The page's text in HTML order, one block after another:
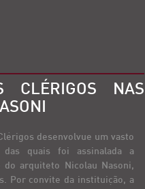
CLÉRIGOS NAS
desenvolvue um vasto
das quais foi assinalada a
arquiteto Nicolau Nasoni,
Por convite da instituição, a